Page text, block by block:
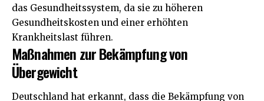
das Gesundheitssystem, da sie zu höheren
Gesundheitskosten und einer erhöhten
Krankheitslast führen.
Maßnahmen zur Bekämpfung von
Übergewicht
Deutschland hat erkannt, dass die Bekämpfung von